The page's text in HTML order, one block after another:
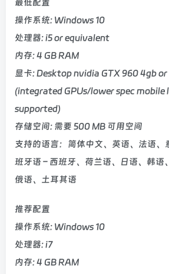
最低配置
操作系统: Windows 10
处理器: i5 or equivalent
内存: 4 GB RAM
显卡: Desktop nvidia GTX 960 4gb
(integrated GPUs/lower spec mobile
supported)
存储空间: 需要 500 MB 可用空间
支持的语言：简体中文、英语、法语、
班牙语 – 西班牙、荷兰语、日语、韩语
俄语、土耳其语
推荐配置
操作系统: Windows 10
处理器: i7
内存: 4 GB RAM